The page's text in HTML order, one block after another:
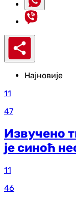
Најновије
11
47
Извучено
је синоћ
11
46